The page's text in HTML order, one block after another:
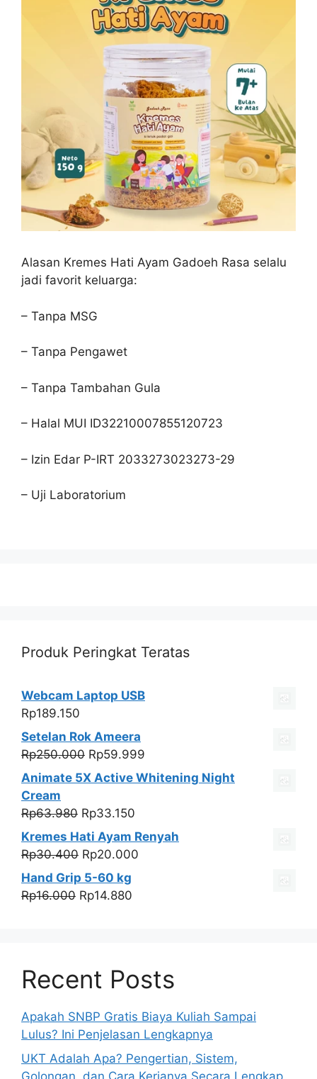
Alasan Kremes Hati Ayam Gadoeh Rasa selalu
jadi favorit keluarga:
– Tanpa MSG
– Tanpa Pengawet
– Tanpa Tambahan Gula
– Halal MUI ID32210007855120723
– Izin Edar P-IRT 2033273023273-29
– Uji Laboratorium
Produk Peringkat Teratas
Webcam Laptop USB
Rp189.150
Setelan Rok Ameera
Rp250.000 Harga
aslinya
Rp250.000.
Rp59.999
saat
Animate 5X Active Whitening Night
Cream
Rp63.980 Harga
aslinya
adalah:
Rp63.980.
Rp33.150
saat
ini
Kremes Hati Ayam Renyah
Rp30.400 Harga
aslinya
adalah:
Rp30.400.
Rp20.000
Hand Grip 5-60 kg
Rp16.000 Harga
Rp14.880
Recent Posts
Apakah SNBP Gratis Biaya Kuliah Sampai
Lulus? Ini Penjelasan Lengkapnya
UKT Adalah Apa? Pengertian, Sistem,
Golongan, dan Cara Kerjanya Secara Lengkap